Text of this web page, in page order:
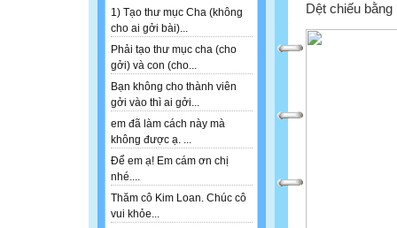
1) Tạo thư mục Cha (không
cho ai gởi bài)...
Phải tạo thư mục cha (cho
gởi) và con (cho...
Bạn không cho thành viên
gởi vào thì ai gởi...
em đã làm cách này mà
không được ạ. ...
Để em ạ! Em cám ơn chị
nhé....
Thăm cô Kim Loan. Chúc cô
vui khỏe...
Dệt chiếu